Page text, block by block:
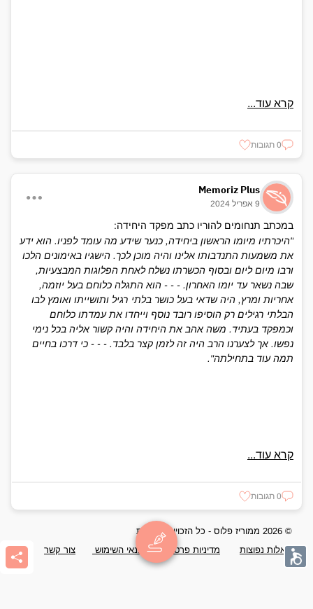
קרא עוד...
0 תגובות
Memoriz Plus
9 אפריל 2024
במכתב תנחומים להוריו כתב מפקד היחידה:
"היכרתיו מיומו הראשון ביחידה, כנער שידע מה עומד לפניו. הוא ידע
את משמעות התנדבותו אלינו והיה מוכן לכך. הישגיו באימונים הלכו
ורבו מיום ליום ובסוף הכשרתו נשלח לאחת הפלוגות המבצעיות,
שבה נשאר עד יומו האחרון. - - - הוא התגלה כלוחם בעל יוזמה,
אחריות ומרץ, היה שדאי בעל כושר בלתי רגיל ותושייתו ואומץ לבו
הבלתי רגילים רק הוסיפו רובד נוסף וייחדו את עמדתו כלוחם
וכמפקד בעתיד. משה אהב את היחידה והיה קשור אליה בכל נימי
נפשו. אך לצערנו הרב היה זה לזמן קצר בלבד. - - - כי דרכו בחיים
תמה עוד בתחילתה".
קרא עוד...
0 תגובות
© 2026 ממוריז פלוס - כל הזכויות שמורות
שאלות נפוצות
מדיניות פרטיות תנאי השימוש צור קשר